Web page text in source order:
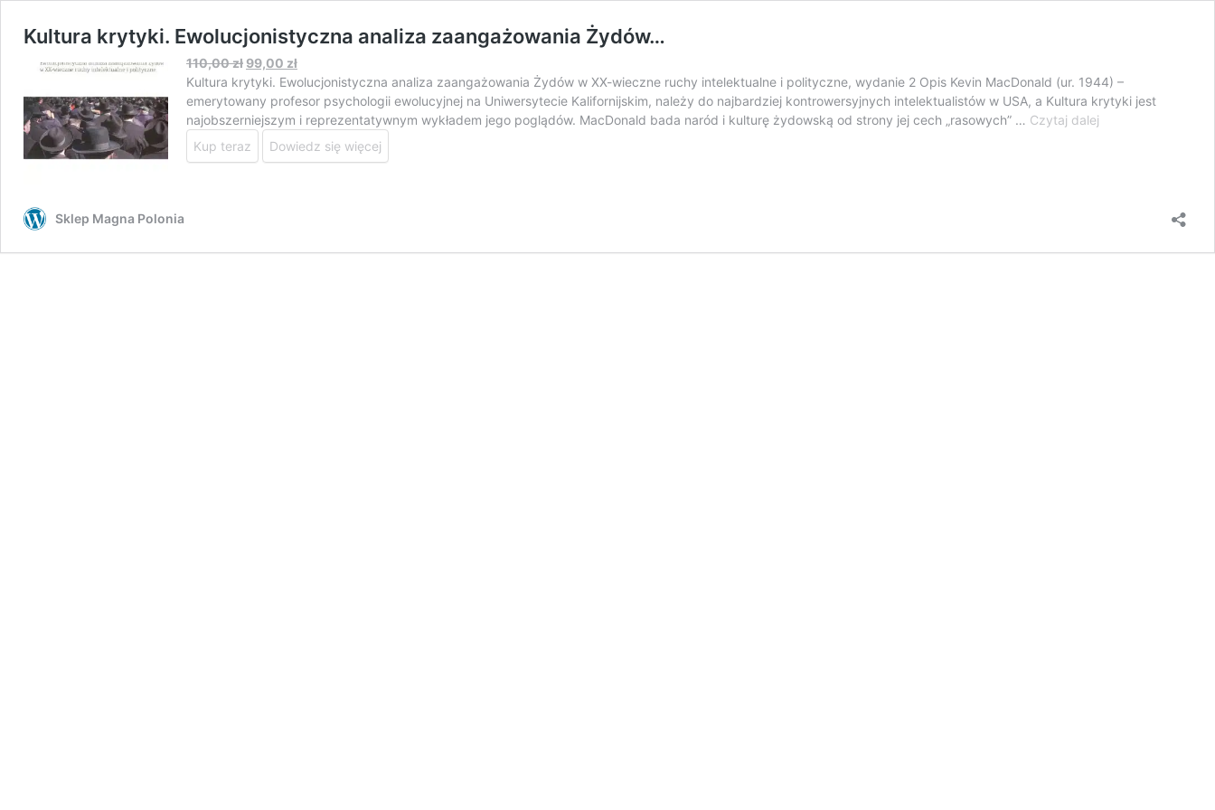
Kultura krytyki. Ewolucjonistyczna analiza zaangażowania Żydów…
110,00zł Pierwotna
cena
wynosiła:
110,00 zł.
99,00 złAktualna
cena
wynosi:
99,00 zł.
Kultura krytyki. Ewolucjonistyczna analiza zaangażowania Żydów w XX-wieczne ruchy intelektualne i polityczne, wydanie 2 Opis Kevin MacDonald (ur. 1944) –
emerytowany profesor psychologii ewolucyjnej na Uniwersytecie Kalifornijskim, należy do najbardziej kontrowersyjnych intelektualistów w USA, a Kultura krytyki jest
najobszerniejszym i reprezentatywnym wykładem jego poglądów. MacDonald bada naród i kulturę żydowską od strony jej cech „rasowych” … Czytaj dalej
Kup teraz Dowiedz się więcej
Sklep Magna Polonia